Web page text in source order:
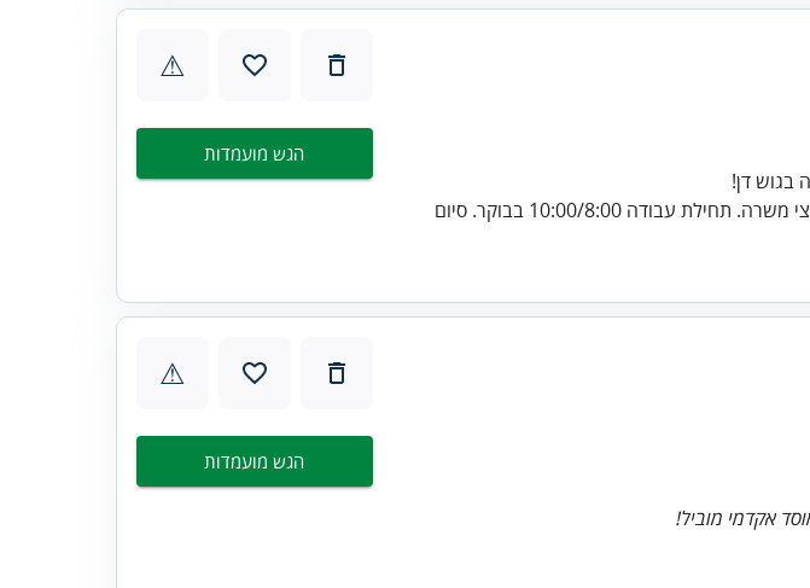
בגוש דן!
ימים ושעות העבודה: א'-ה' משרה מלאה/ חצי משרה. תחילת עבודה 10:00/8:00 בבוקר. סיום
⚠
הגש מועמדות
אקדמי מוביל!
⚠
הגש מועמדות